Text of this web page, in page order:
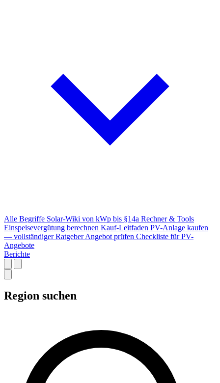
Alle Begriffe Solar-Wiki von kWp bis §14a Rechner & Tools
Einspeisevergütung berechnen Kauf-Leitfaden PV-Anlage kaufen
— vollständiger Ratgeber Angebot prüfen Checkliste für PV-
Angebote
Berichte
Region suchen